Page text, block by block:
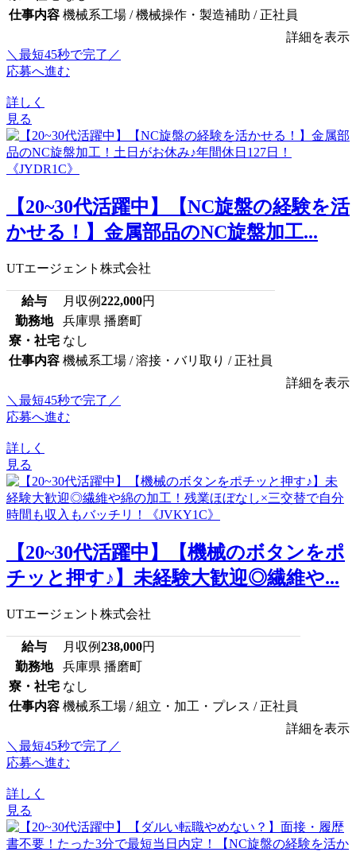
仕事内容 機械系工場 / 機械操作・製造補助 / 正社員
詳細を表示
＼最短45秒で完了／
応募へ進む
詳しく
見る
【20~30代活躍中】【NC旋盤の経験を活
かせる！】金属部品のNC旋盤加工...
UTエージェント株式会社
給与 月収例222,000円
勤務地
兵庫県 播磨町
寮・社宅 なし
仕事内容 機械系工場 / 溶接・バリ取り / 正社員
詳細を表示
＼最短45秒で完了／
応募へ進む
詳しく
見る
【20~30代活躍中】【機械のボタンをポ
チッと押す♪】未経験大歓迎◎繊維や...
UTエージェント株式会社
給与 月収例238,000円
勤務地
兵庫県 播磨町
寮・社宅 なし
仕事内容 機械系工場 / 組立・加工・プレス / 正社員
詳細を表示
＼最短45秒で完了／
応募へ進む
詳しく
見る